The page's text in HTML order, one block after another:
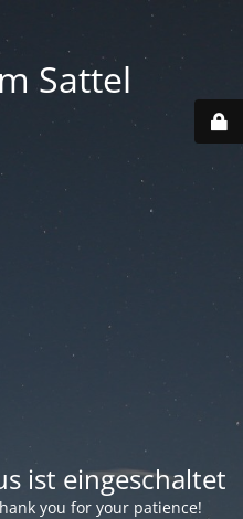
Sattel
ist eingeschaltet
you for your patience!